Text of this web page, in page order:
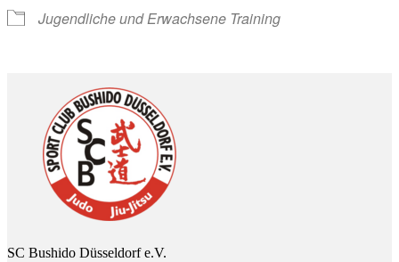
Jugendliche und Erwachsene Training
SC Bushido Düsseldorf e.V.